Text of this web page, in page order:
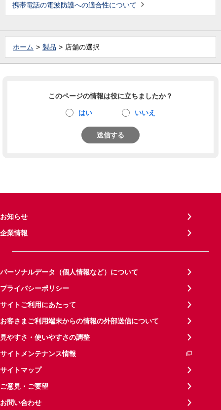
携帯電話の電波防護への適合性について
ホーム 製品 店舗の選択
このページの情報は役に立ちましたか？
はい いいえ
送信する
お知らせ
企業情報
パーソナルデータ（個人情報など）について
プライバシーポリシー
サイトご利用にあたって
お客さまご利用端末からの情報の外部送信について
見やすさ・使いやすさの調整
サイトメンテナンス情報
サイトマップ
ご意見・ご要望
お問い合わせ